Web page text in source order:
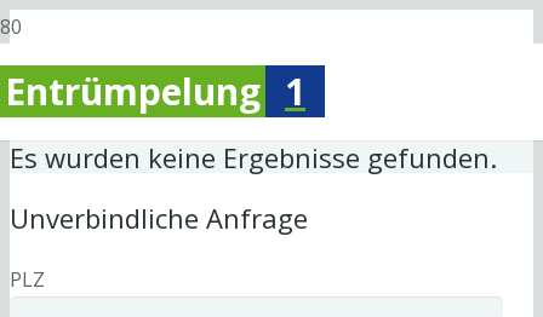
Entrümpelung 1
Es wurden keine Ergebnisse gefunden.
Unverbindliche Anfrage
PLZ